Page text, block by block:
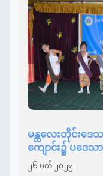
မန္တလေးတိုင်းဒ
ကျောင်း၌ ပဒေသ
၂၆ မတ် ၂၀၂၅